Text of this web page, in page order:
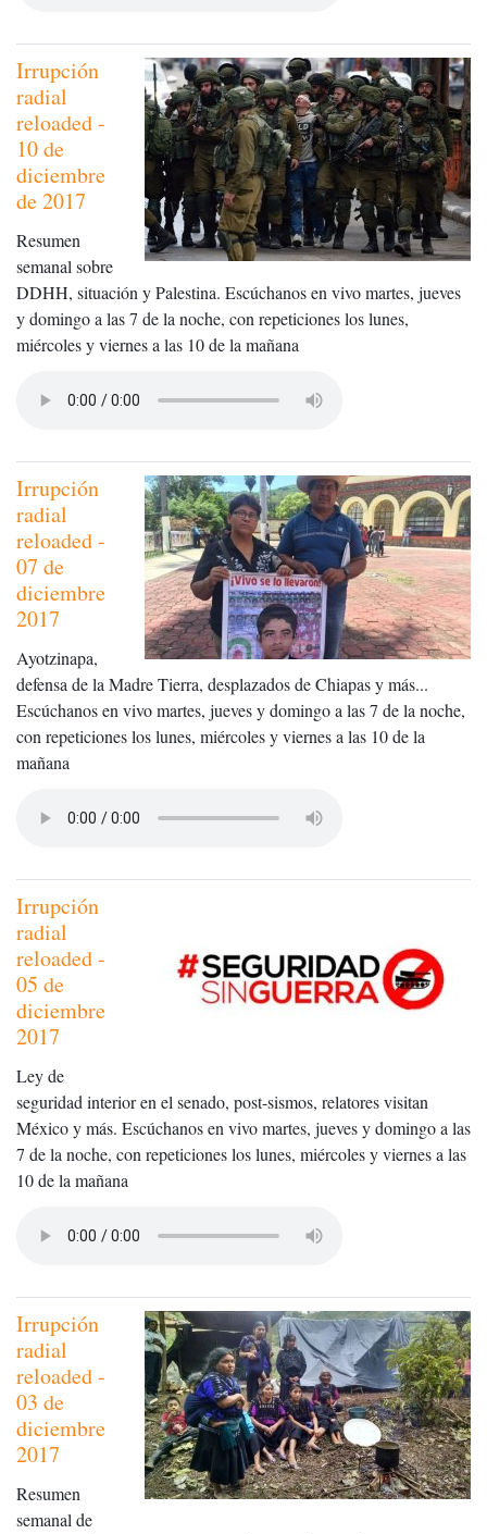
Irrupción
radial
reloaded -
10 de
diciembre
de 2017
Resumen
semanal sobre
DDHH, situación y Palestina. Escúchanos en vivo martes, jueves
y domingo a las 7 de la noche, con repeticiones los lunes,
miércoles y viernes a las 10 de la mañana
Irrupción
radial
reloaded -
07 de
diciembre
2017
Ayotzinapa,
defensa de la Madre Tierra, desplazados de Chiapas y más...
Escúchanos en vivo martes, jueves y domingo a las 7 de la noche,
con repeticiones los lunes, miércoles y viernes a las 10 de la
mañana
Irrupción
radial
reloaded -
05 de
diciembre
2017
Ley de
seguridad interior en el senado, post-sismos, relatores visitan
México y más. Escúchanos en vivo martes, jueves y domingo a las
7 de la noche, con repeticiones los lunes, miércoles y viernes a las
10 de la mañana
Irrupción
radial
reloaded -
03 de
diciembre
2017
Resumen
semanal de